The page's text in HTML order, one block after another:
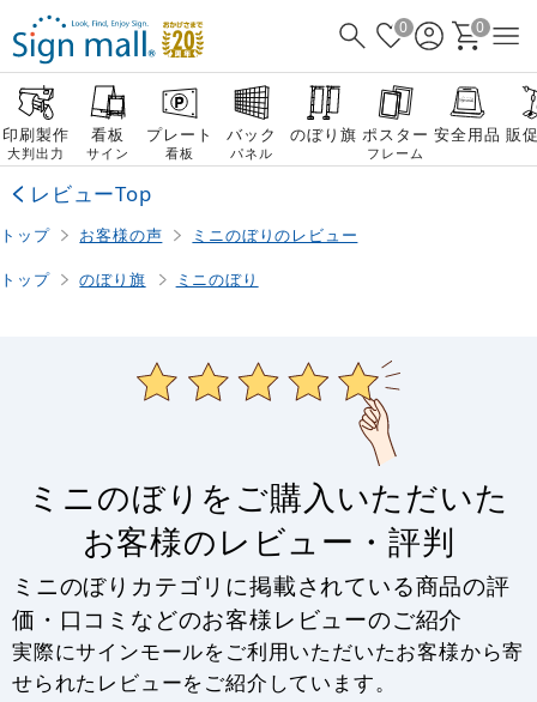
0 0
印刷製作
大判出力
看板
サイン
プレート
看板
バック
パネル
のぼり旗 ポスター
フレーム
安全用品 販
レビューTop
トップ お客様の声 ミニのぼりのレビュー
トップ のぼり旗 ミニのぼり
ミニのぼりをご購入いただいた
お客様のレビュー・評判
ミニのぼりカテゴリに掲載されている商品の評
価・口コミなどのお客様レビューのご紹介
実際にサインモールをご利用いただいたお客様から寄
せられたレビューをご紹介しています。